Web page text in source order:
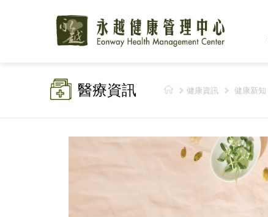
醫療資訊 健康資訊 健康新知